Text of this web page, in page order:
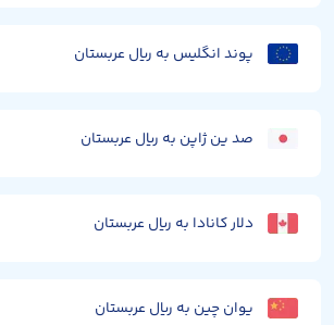
پوند انگلیس به ریال عربستان
صد ین ژاپن به ریال عربستان
دلار کانادا به ریال عربستان
یوان چین به ریال عربستان